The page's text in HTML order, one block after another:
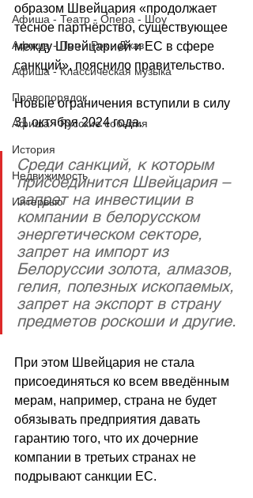
Афиша - Театр - Опера - Шоу
Афиша - Поп - Рок - Джаз
Афиша - Классическая музыка
Правопорядок
Афиша - Русские события
История
Недвижимость
Интервью
образом Швейцария «продолжает
тесное партнёрство, существующее
между Швейцарией и ЕС в сфере
санкций», пояснило правительство.
Новые ограничения вступили в силу
31 октября 2024 года.
Среди санкций, к которым
присоединится Швейцария –
запрет на инвестиции в
компании в белорусском
энергетическом секторе,
запрет на импорт из
Белоруссии золота, алмазов,
гелия, полезных ископаемых,
запрет на экспорт в страну
предметов роскоши и другие.
При этом Швейцария не стала
присоединяться ко всем введённым
мерам, например, страна не будет
обязывать предприятия давать
гарантию того, что их дочерние
компании в третьих странах не
подрывают санкции ЕС.